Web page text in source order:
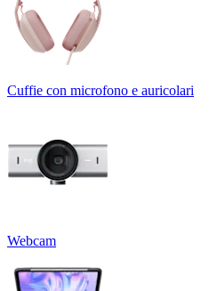
Cuffie con microfono e auricolari
Webcam